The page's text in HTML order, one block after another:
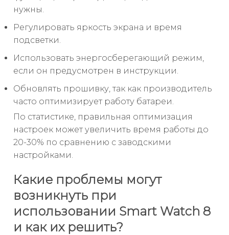
нужны.
Регулировать яркость экрана и время
подсветки.
Использовать энергосберегающий режим,
если он предусмотрен в инструкции.
Обновлять прошивку, так как производитель
часто оптимизирует работу батареи.
По статистике, правильная оптимизация
настроек может увеличить время работы до
20-30% по сравнению с заводскими
настройками.
Какие проблемы могут
возникнуть при
использовании Smart Watch 8
и как их решить?